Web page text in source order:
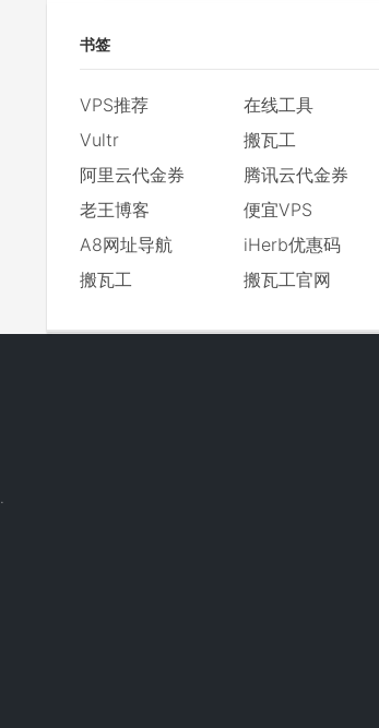
书签
VPS推荐
在线工具
Vultr
搬瓦工
阿里云代金券
腾讯云代金券
老王博客
便宜VPS
A8网址导航
iHerb优惠码
搬瓦工
搬瓦工官网